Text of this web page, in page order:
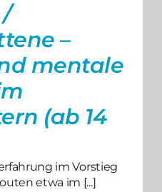
–
mentale
(ab 14
im Vorstieg
etwa im [...]